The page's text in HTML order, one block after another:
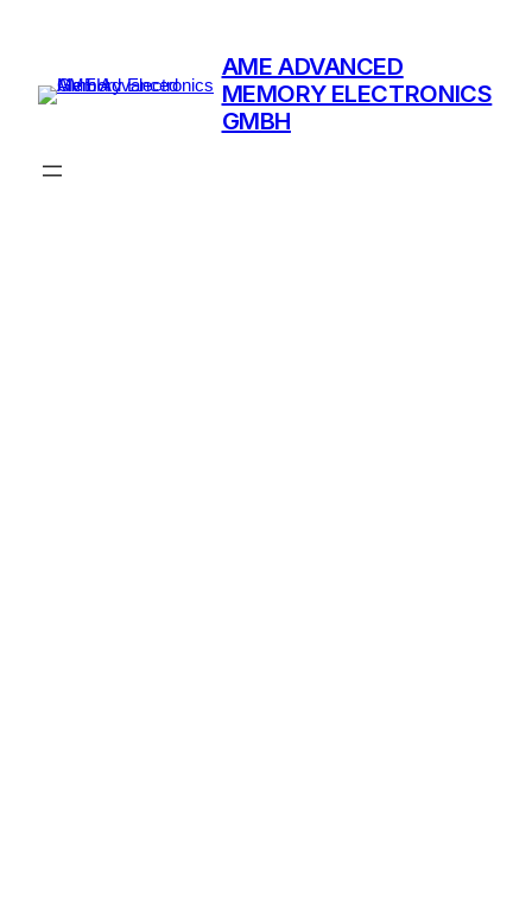
springen
AME ADVANCED
MEMORY ELECTRONICS
GMBH